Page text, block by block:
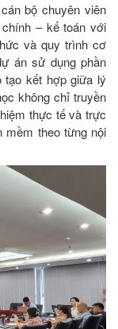
bộ chuyên viên
– kế toán với
và quy trình cơ
án sử dụng phần
tạo kết hợp giữa lý
không chỉ truyền
thực tế và trực
mềm theo từng nội